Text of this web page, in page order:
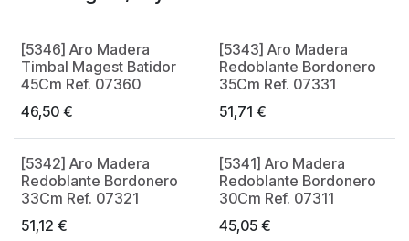
Made in Spain
[5346] Aro Madera
Timbal Magest Batidor
45Cm Ref. 07360
46,50 € Made in Spain
[5343] Aro Madera
Redoblante Bordonero
35Cm Ref. 07331
51,71 €
Made in Spain
[5342] Aro Madera
Redoblante Bordonero
33Cm Ref. 07321
51,12 € Made in Spain
[5341] Aro Madera
Redoblante Bordonero
30Cm Ref. 07311
45,05€